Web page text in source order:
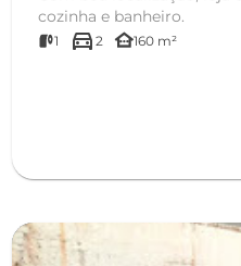
cozinha e banheiro.
1 directions_car 2 other_houses160 m²